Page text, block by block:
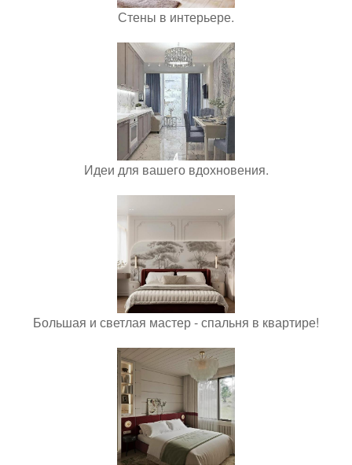
Стены в интерьере.
Идеи для вашего вдохновения.
Большая и светлая мастер - спальня в квартире!